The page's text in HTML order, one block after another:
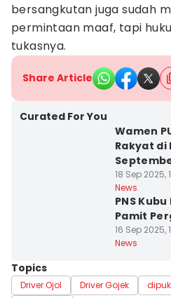
bersangkutan juga sudah
permintaan maaf, tapi
tukasnya.
Share Article
Curated For You
Wamen
Rakyat di
18 Sep 2025,
News
PNS
Pamit
16 Sep 2025,
News
Topics
Driver Ojol Driver Gojek